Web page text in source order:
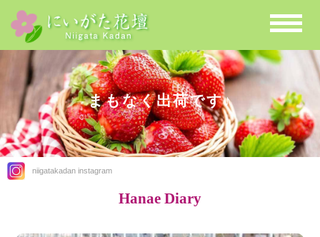
まもなく出荷です♪
Hanae Diary
niigatakadan instagram